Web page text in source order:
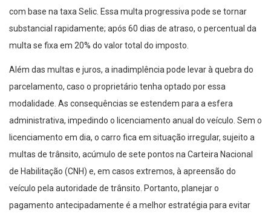
com base na taxa Selic. Essa multa progressiva pode se tornar
substancial rapidamente; após 60 dias de atraso, o percentual da
multa se fixa em 20% do valor total do imposto.
Além das multas e juros, a inadimplência pode levar à quebra do
parcelamento, caso o proprietário tenha optado por essa
modalidade. As consequências se estendem para a esfera
administrativa, impedindo o licenciamento anual do veículo. Sem o
licenciamento em dia, o carro fica em situação irregular, sujeito a
multas de trânsito, acúmulo de sete pontos na Carteira Nacional
de Habilitação (CNH) e, em casos extremos, à apreensão do
veículo pela autoridade de trânsito. Portanto, planejar o
pagamento antecipadamente é a melhor estratégia para evitar